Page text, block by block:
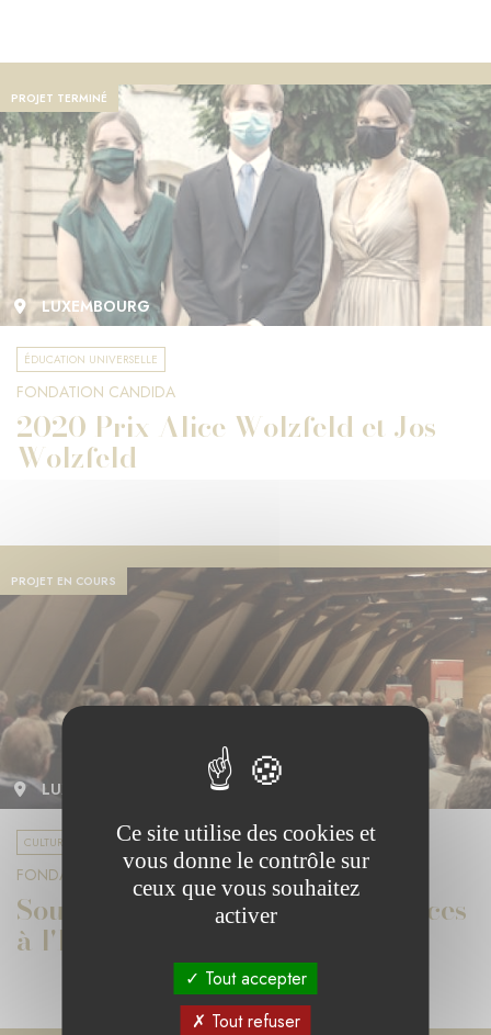
PROJET TERMINÉ
LUXEMBOURG
ÉDUCATION UNIVERSELLE
FONDATION CANDIDA
2020 Prix Alice Wolzfeld et Jos
Wolzfeld
PROJET EN COURS
LUXEMBOURG
CULTURE ET DIVERSITÉ
FONDATION CANDIDA
Soutenir des débats et conférences
à l'Institut Pierre Werner
Ce site utilise des cookies et
vous donne le contrôle sur
ceux que vous souhaitez
activer
Tout accepter
Tout refuser